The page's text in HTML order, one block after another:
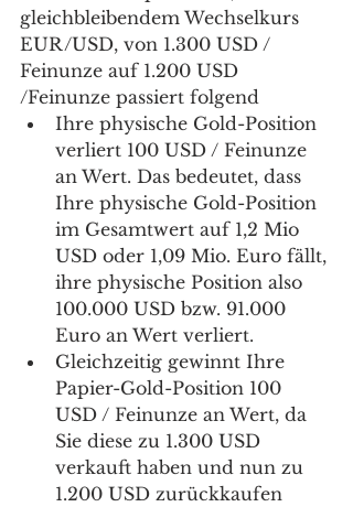
gleichbleibendem Wechselkurs
EUR/USD, von 1.300 USD /
Feinunze auf 1.200 USD
/Feinunze passiert folgend
Ihre physische Gold-Position
verliert 100 USD / Feinunze
an Wert. Das bedeutet, dass
Ihre physische Gold-Position
im Gesamtwert auf 1,2 Mio
USD oder 1,09 Mio. Euro fällt,
ihre physische Position also
100.000 USD bzw. 91.000
Euro an Wert verliert.
Gleichzeitig gewinnt Ihre
Papier-Gold-Position 100
USD / Feinunze an Wert, da
Sie diese zu 1.300 USD
verkauft haben und nun zu
1.200 USD zurückkaufen